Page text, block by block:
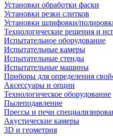
Установки обработки фаски
Установки резки слитков
Установки шлифовки/
Технологические решения и
Испытательное оборудование
Испытательные камеры
Испытательные стенды
Испытательные машины
Приборы для определения
Аксессуары и опции
Технологическое оборудование
Пылеподавление
Прессы и печи
Акустические камеры
3D и геометрия